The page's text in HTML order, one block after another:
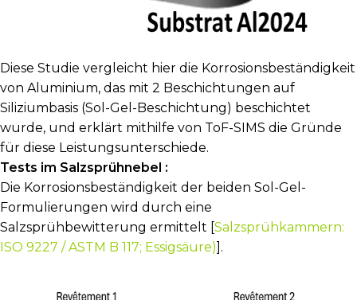
Diese Studie vergleicht hier die Korrosionsbeständigkeit
von Aluminium, das mit 2 Beschichtungen auf
Siliziumbasis (Sol-Gel-Beschichtung) beschichtet
wurde, und erklärt mithilfe von ToF-SIMS die Gründe
für diese Leistungsunterschiede.
Tests im Salzsprühnebel :
Die Korrosionsbeständigkeit der beiden Sol-Gel-
Formulierungen wird durch eine
Salzsprühbewitterung ermittelt [ Salzsprühkammern:
ISO 9227 / ASTM B 117; Essigsäure) ].